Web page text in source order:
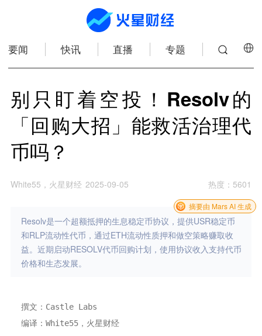
要闻 快讯 直播 专题
别只盯着空投！Resolv的
「回购大招」能救活治理代
币吗？
White55，火星财经 2025-09-05 热度 ： 5601
Resolv是一个超额抵押的生息稳定币协议，提供USR稳定币
和RLP流动性代币，通过ETH流动性质押和做空策略赚取收
益。近期启动RESOLV代币回购计划，使用协议收入支持代币
价格和生态发展。
摘要由 Mars AI 生成
撰文：Castle Labs
编译：White55，火星财经